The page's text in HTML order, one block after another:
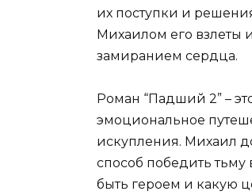
их поступки и
Михаилом его взлеты
замиранием сердца.
Роман “Падший 2” –
эмоциональное
искупления. Михаил
способ победить тьму
быть героем и какую